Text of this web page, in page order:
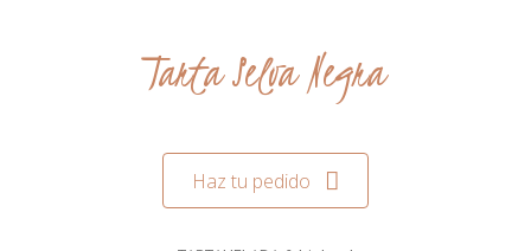
Tarta Selva Negra
Haz tu pedido